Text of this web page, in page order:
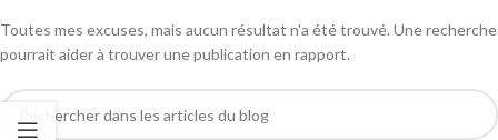
Toutes mes excuses, mais aucun résultat n'a été trouvé. Une recherche
pourrait aider à trouver une publication en rapport.